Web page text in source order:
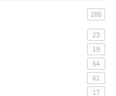
286
23
19
64
61
17